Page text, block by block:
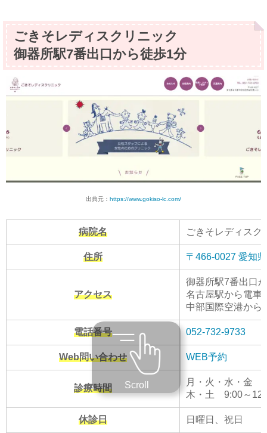
ごきそレディスクリニック
御器所駅7番出口から徒歩1分
出典元： https://www.gokiso-lc.com/
病院名 ごきそレディスク
住所 〒466-0027 愛知
アクセス
御器所駅7番出口
名古屋駅から電車
中部国際空港から
電話番号 052-732-9733
Web問い合わせ WEB予約
診療時間
月・火・水・金
木・土 9:00～
休診日 日曜日、祝日
Scroll